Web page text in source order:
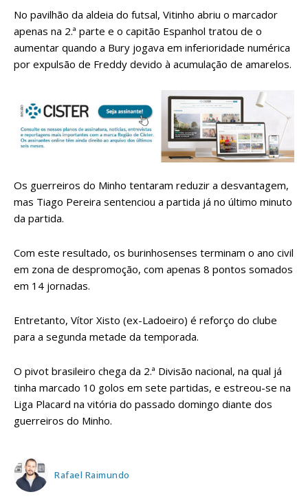
No pavilhão da aldeia do futsal, Vitinho abriu o marcador
apenas na 2.ª parte e o capitão Espanhol tratou de o
aumentar quando a Bury jogava em inferioridade numérica
por expulsão de Freddy devido à acumulação de amarelos.
Os guerreiros do Minho tentaram reduzir a desvantagem,
mas Tiago Pereira sentenciou a partida já no último minuto
da partida.
Com este resultado, os burinhosenses terminam o ano civil
em zona de despromoção, com apenas 8 pontos somados
em 14 jornadas.
Entretanto, Vítor Xisto (ex-Ladoeiro) é reforço do clube
para a segunda metade da temporada.
O pivot brasileiro chega da 2.ª Divisão nacional, na qual já
tinha marcado 10 golos em sete partidas, e estreou-se na
Liga Placard na vitória do passado domingo diante dos
guerreiros do Minho.
Rafael Raimundo